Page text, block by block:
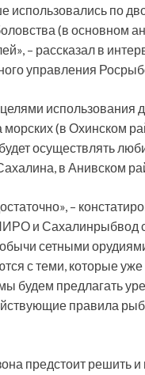
использовались по
(в основном
– рассказал в
управления
использования
(в Охинском
осуществлять
в Анивском
–
и Сахалинрыбвод
сетными
с теми, которые
будем предлагать
правила
предстоит решить и